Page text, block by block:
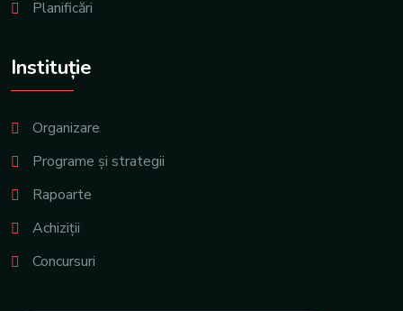
Planificări
Instituție
Organizare
Programe și strategii
Rapoarte
Achiziții
Concursuri